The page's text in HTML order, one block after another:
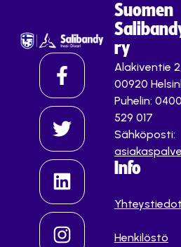
Suomen
ry
Alakiventie
00920
Puhelin: 0400
529 017
Sähköposti:
Info
Yhteystiedot
Henkilöstö